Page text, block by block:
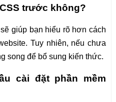
trước không?
giúp bạn hiểu rõ hơn cách
Tuy nhiên, nếu chưa
song để bổ sung kiến thức.
cài đặt phần mềm